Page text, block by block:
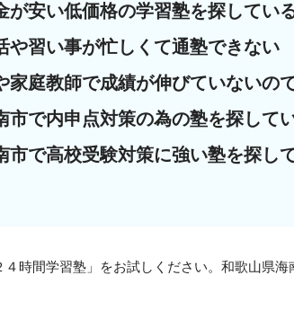
が安い低価格の学習塾を探してい
や習い事が忙しくて通塾できない
家庭教師で成績が伸びていないの
市で内申点対策の為の塾を探して
市で高校受験対策に強い塾を探し
時間学習塾」をお試しください。和歌山県